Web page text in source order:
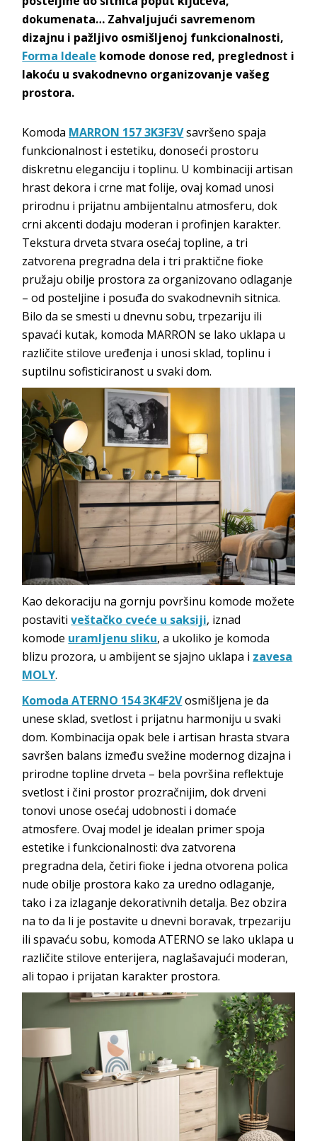
dokumenata… Zahvaljujući savremenom
dizajnu i pažljivo osmišljenoj funkcionalnosti,
Forma Ideale komode donose red, preglednost i
lakoću u svakodnevno organizovanje vašeg
prostora.
Komoda MARRON 157 3K3F3Vsavršeno spaja
funkcionalnost i estetiku, donoseći prostoru
diskretnu eleganciju i toplinu. U kombinaciji artisan
hrast dekora i crne mat folije, ovaj komad unosi
prirodnu i prijatnu ambijentalnu atmosferu, dok
crni akcenti dodaju moderan i profinjen karakter.
Tekstura drveta stvara osećaj topline, a tri
zatvorena pregradna dela i tri praktične fioke
pružaju obilje prostora za organizovano odlaganje
– od posteljine i posuđa do svakodnevnih sitnica.
Bilo da se smesti u dnevnu sobu, trpezariju ili
spavaći kutak, komoda MARRON se lako uklapa u
različite stilove uređenja i unosi sklad, toplinu i
suptilnu sofisticiranost u svaki dom.
Kao dekoraciju na gornju površinu komode možete
postavitiveštačko cveće u saksiji, iznad
komode uramljenu sliku, a ukoliko je komoda
blizu prozora, u ambijent se sjajno uklapa i zavesa
MOLY.
Komoda ATERNO 154 3K4F2Vosmišljena je da
unese sklad, svetlost i prijatnu harmoniju u svaki
dom. Kombinacija opak bele i artisan hrasta stvara
savršen balans između svežine modernog dizajna i
prirodne topline drveta – bela površina reflektuje
svetlost i čini prostor prozračnijim, dok drveni
tonovi unose osećaj udobnosti i domaće
atmosfere. Ovaj model je idealan primer spoja
estetike i funkcionalnosti: dva zatvorena
pregradna dela, četiri fioke i jedna otvorena polica
nude obilje prostora kako za uredno odlaganje,
tako i za izlaganje dekorativnih detalja. Bez obzira
na to da li je postavite u dnevni boravak, trpezariju
ili spavaću sobu, komoda ATERNO se lako uklapa u
različite stilove enterijera, naglašavajući moderan,
ali topao i prijatan karakter prostora.